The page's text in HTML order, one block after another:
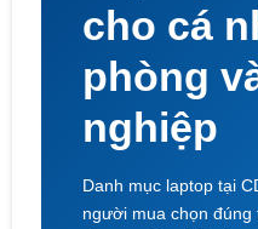
cho cá
phòng
nghiệp
Danh mục laptop tại
người mua chọn